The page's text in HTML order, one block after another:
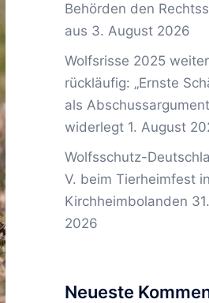
Behörden den
aus 3. August 2026
Wolfsrisse 2025 weiter
rückläufig: „Ernste
als Abschussargument
widerlegt 1. August
Wolfsschutz-
V. beim Tierheimfest in
Kirchheimbolanden
2026
Neueste